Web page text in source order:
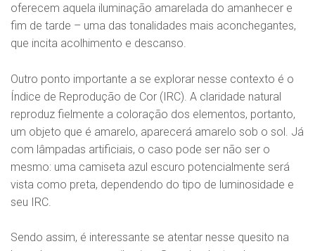
oferecem aquela iluminação amarelada do amanhecer e
fim de tarde – uma das tonalidades mais aconchegantes,
que incita acolhimento e descanso.
Outro ponto importante a se explorar nesse contexto é o
Índice de Reprodução de Cor (IRC). A claridade natural
reproduz fielmente a coloração dos elementos, portanto,
um objeto que é amarelo, aparecerá amarelo sob o sol. Já
com lâmpadas artificiais, o caso pode ser não ser o
mesmo: uma camiseta azul escuro potencialmente será
vista como preta, dependendo do tipo de luminosidade e
seu IRC.
Sendo assim, é interessante se atentar nesse quesito na